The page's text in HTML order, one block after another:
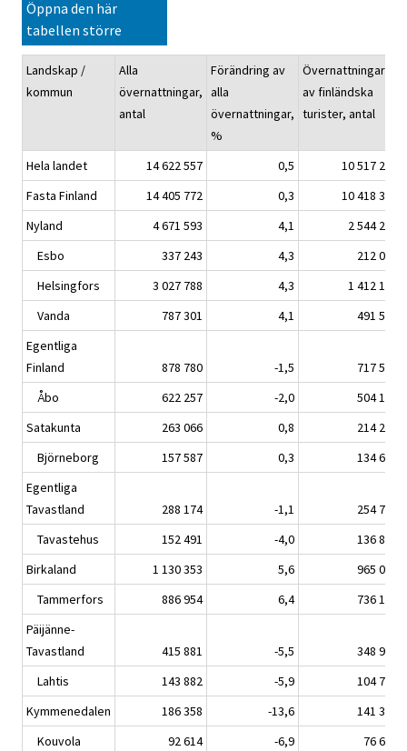
Öppna den här
tabellen större
Landskap /
kommun
Alla
övernattningar,
antal
Förändring av
alla
övernattningar,
%
Övernattningarna
av finländska
turister, antal
Hela landet
14 622 557 0,5
10 517 206
Fasta Finland
14 405 772 0,3
10 418 359
Nyland
4 671 593 4,1
2 544 234
Esbo
337 243 4,3
212 055
Helsingfors
3 027 788 4,3
1 412 145
Vanda
787 301 4,1
491 596
Egentliga
Finland
878 780 -1,5
717 530
Åbo
622 257 -2,0
504 187
Satakunta
263 066 0,8
214 218
Björneborg
157 587 0,3
134 631
Egentliga
Tavastland
288 174 -1,1
254 700
Tavastehus
152 491 -4,0
136 812
Birkaland
1 130 353 5,6
965 080
Tammerfors
886 954 6,4
736 116
Päijänne-
Tavastland
415 881 -5,5
348 908
Lahtis
143 882 -5,9
104 762
Kymmenedalen
186 358 -13,6
141 350
Kouvola
92 614 -6,9
76 632